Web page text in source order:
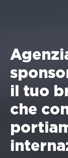
il tuo
che